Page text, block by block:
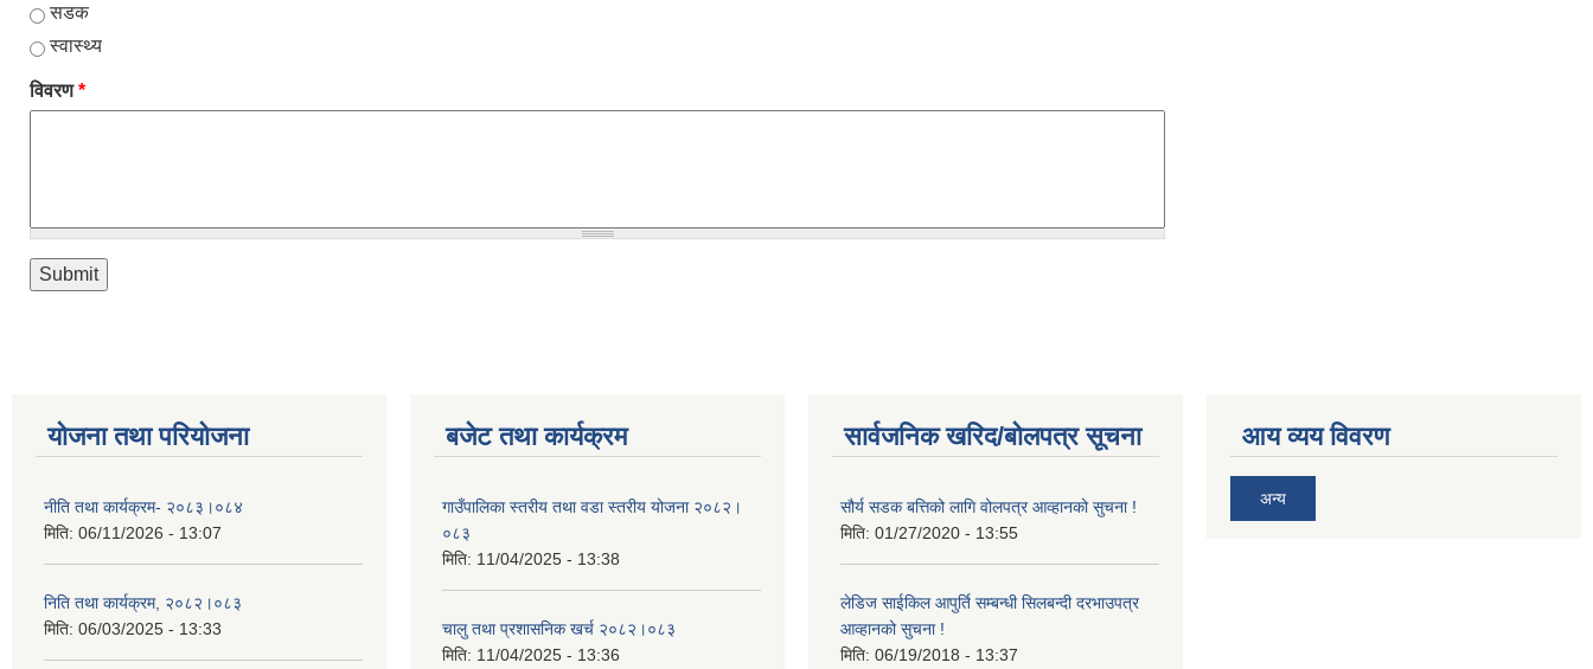
सडक
स्वास्थ्य
विवरण*
योजना तथा परियोजना
नीति तथा कार्यक्रम- २०८३।०८४
मिति: 06/11/2026 - 13:07
निति तथा कार्यक्रम, २०८२।०८३
मिति: 06/03/2025 - 13:33
बजेट तथा कार्यक्रम
गाउँपालिका स्तरीय तथा वडा स्तरीय योजना २०८२।
०८३
मिति: 11/04/2025 - 13:38
चालु तथा प्रशासनिक खर्च २०८२।०८३
मिति: 11/04/2025 - 13:36
सार्वजनिक खरिद/बोलपत्र सूचना
सौर्य सडक बत्तिको लागि वोलपत्र आव्हानको सुचना !
मिति: 01/27/2020 - 13:55
लेडिज साईकिल आपुर्ति सम्बन्धी सिलबन्दी दरभाउपत्र
आव्हानको सुचना !
मिति: 06/19/2018 - 13:37
आय व्यय विवरण
अन्य